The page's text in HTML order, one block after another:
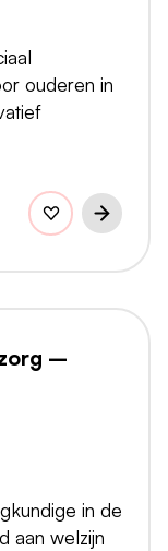
ouderen in
–
in de
aan welzijn